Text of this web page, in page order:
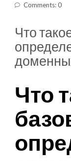
Comments: 0
Что
Что